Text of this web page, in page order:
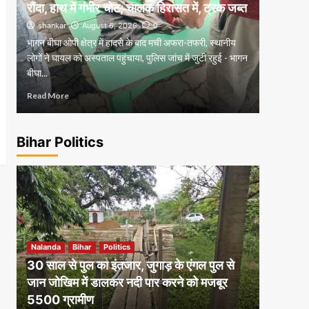
रौंदा, हाथ में गंभीर चोट; चालक हिरासत में, ट्रक जब्त
shankar August 6, 2026 0
भागन बीघा ओपी क्षेत्र में हादसे के बाद मची अफरा-तफरी, स्थानीय
लोगों ने घायल को अस्पताल पहुंचाया, पुलिस जांच में जुटी रहुई - भागन
बीघा...
Read More
Bihar Politics
Nalanda Bihar Politics
30 साल से पुल का इंतजार, जुगाड़ के एंगल पुल से
जान जोखिम में डालकर नदी पार करने को मजबूर
5500 ग्रामीण